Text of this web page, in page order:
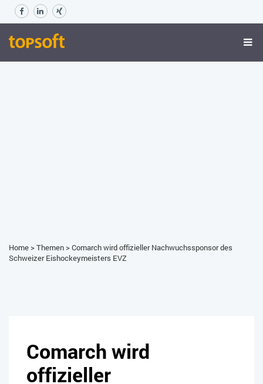
Home>Themen>Comarch wird offizieller Nachwuchssponsor des
Schweizer Eishockeymeisters EVZ
Comarch wird
offizieller